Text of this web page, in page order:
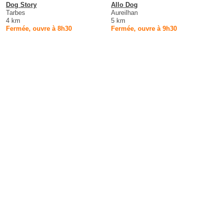
Dog Story
Tarbes
4 km
Fermée, ouvre à 8h30
Allo Dog
Aureilhan
5 km
Fermée, ouvre à 9h30